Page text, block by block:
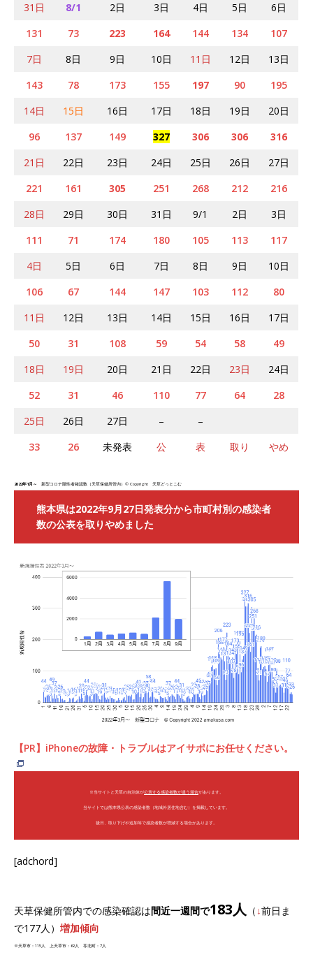
31日
8/1 2日 3日 4日 5日
6日
131
73 223 164 144 134
107
7日
8日 9日 10日 11日 12日
13日
143
78 173 155 197 90
195
14日
15日 16日 17日 18日 19日
20日
96
137 149 327 306 306
316
21日
22日 23日 24日 25日 26日
27日
221
161 305 251 268 212
216
28日
29日 30日 31日 9/1 2日
3日
111
71 174 180 105 113
117
4日
5日 6日 7日 8日 9日
10日
106
67 144 147 103 112
80
11日
12日 13日 14日 15日 16日
17日
50
31 108 59 54 58
49
18日
19日 20日 21日 22日 23日
24日
52
31 46 110 77 64
28
25日
26日 27日 –
–
33
26 未発表 公 表 取り やめ
2022年1月～ 新型コロナ陽性者確認数（天草保健所管内）© Copyright 天草どっとこむ
熊本県は2022年9月27日発表分から市町村別の感染者
数の公表を取りやめました
【PR】iPhoneの故障・トラブルはアイサポにお任せください。
※当サイトと天草の自治体が公表する感染者数が違う場合があります。
当サイトでは熊本県公表の感染者数（地域外居住地含む）を掲載しています。
後日、取り下げや追加等で感染者数が増減する場合があります。
[adchord]
天草保健所管内での感染確認は間近一週間で183人 （ ↓前日ま
で177人） 増加傾向
※天草市：115人 上天草市：62人 苓北町：7人